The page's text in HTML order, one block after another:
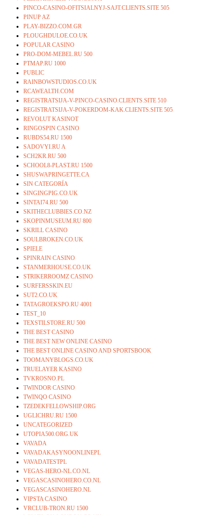
PINCO-CASINO-OFITSIALNYJ-SAJT.CLIENTS.SITE 505
PINUP AZ
PLAY-BIZZO.COM.GR
PLOUGHDULOE.CO.UK
POPULAR CASINO
PRO-DOM-MEBEL.RU 500
PTMAP.RU 1000
PUBLIC
RAINBOWSTUDIOS.CO.UK
RCAWEALTH.COM
REGISTRATSIJA-V-PINCO-CASINO.CLIENTS.SITE 510
REGISTRATSIJA-V-POKERDOM-KAK.CLIENTS.SITE 505
REVOLUT KASINOT
RINGOSPIN CASINO
RUBDS54.RU 1500
SADOVYI.RU A
SCH2KR.RU 500
SCHOOL8-PLAST.RU 1500
SHUSWAPRINGETTE.CA
SIN CATEGORÍA
SINGINGPIG.CO.UK
SINTAI74.RU 500
SKITHECLUBBIES.CO.NZ
SKOPINMUSEUM.RU 800
SKRILL CASINO
SOULBROKEN.CO.UK
SPIELE
SPINRAIN CASINO
STANMERHOUSE.CO.UK
STRIKERROOMZ CASINO
SURFERSSKIN.EU
SUT2.CO.UK
TATAGROEKSPO.RU 4001
TEST_10
TEXSTILSTORE.RU 500
THE BEST CASINO
THE BEST NEW ONLINE CASINO
THE BEST ONLINE CASINO AND SPORTSBOOK
TOOMANYBLOGS.CO.UK
TRUELAYER KASINO
TVKROSNO.PL
TWINDOR CASINO
TWINQO CASINO
TZEDEKFELLOWSHIP.ORG
UGLICHRU.RU 1500
UNCATEGORIZED
UTOPIA500.ORG.UK
VAVADA
VAVADAKASYNOONLINEPL
VAVADATESTPL
VEGAS-HERO-NL.CO.NL
VEGASCASINOHERO.CO.NL
VEGASCASINOHERO.NL
VIPSTA CASINO
VRCLUB-TRON.RU 1500